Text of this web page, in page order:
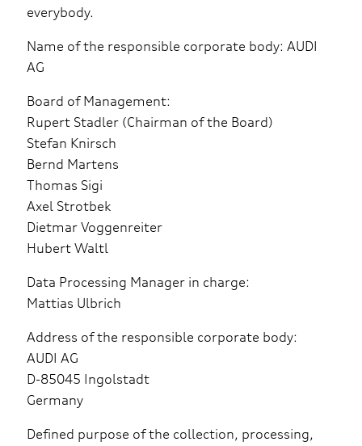
everybody.
Name of the responsible corporate body: AUDI
AG
Board of Management:
Rupert Stadler (Chairman of the Board)
Stefan Knirsch
Bernd Martens
Thomas Sigi
Axel Strotbek
Dietmar Voggenreiter
Hubert Waltl
Data Processing Manager in charge:
Mattias Ulbrich
Address of the responsible corporate body:
AUDI AG
D-85045 Ingolstadt
Germany
Defined purpose of the collection, processing,